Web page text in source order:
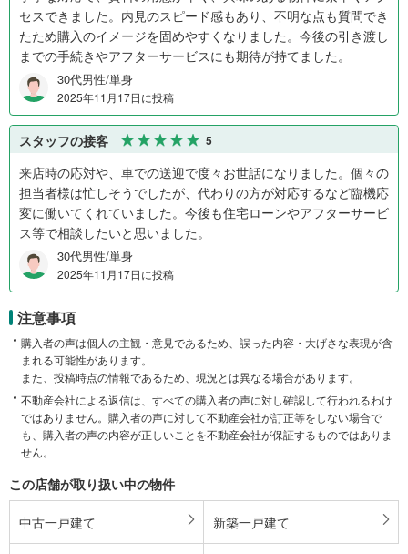
セスできました。内見のスピード感もあり、不明な点も質問でき
たため購入のイメージを固めやすくなりました。今後の引き渡し
までの手続きやアフターサービスにも期待が持てました。
30代男性/単身
2025年11月17日に投稿
スタッフの接客 5
来店時の応対や、車での送迎で度々お世話になりました。個々の
担当者様は忙しそうでしたが、代わりの方が対応するなど臨機応
変に働いてくれていました。今後も住宅ローンやアフターサービ
ス等で相談したいと思いました。
30代男性/単身
2025年11月17日に投稿
注意事項
購入者の声は個人の主観・意見であるため、誤った内容・大げさな表現が含
まれる可能性があります。
また、投稿時点の情報であるため、現況とは異なる場合があります。
不動産会社による返信は、すべての購入者の声に対し確認して行われるわけ
ではありません。購入者の声に対して不動産会社が訂正等をしない場合で
も、購入者の声の内容が正しいことを不動産会社が保証するものではありま
せん。
この店舗が取り扱い中の物件
中古一戸建て 新築一戸建て